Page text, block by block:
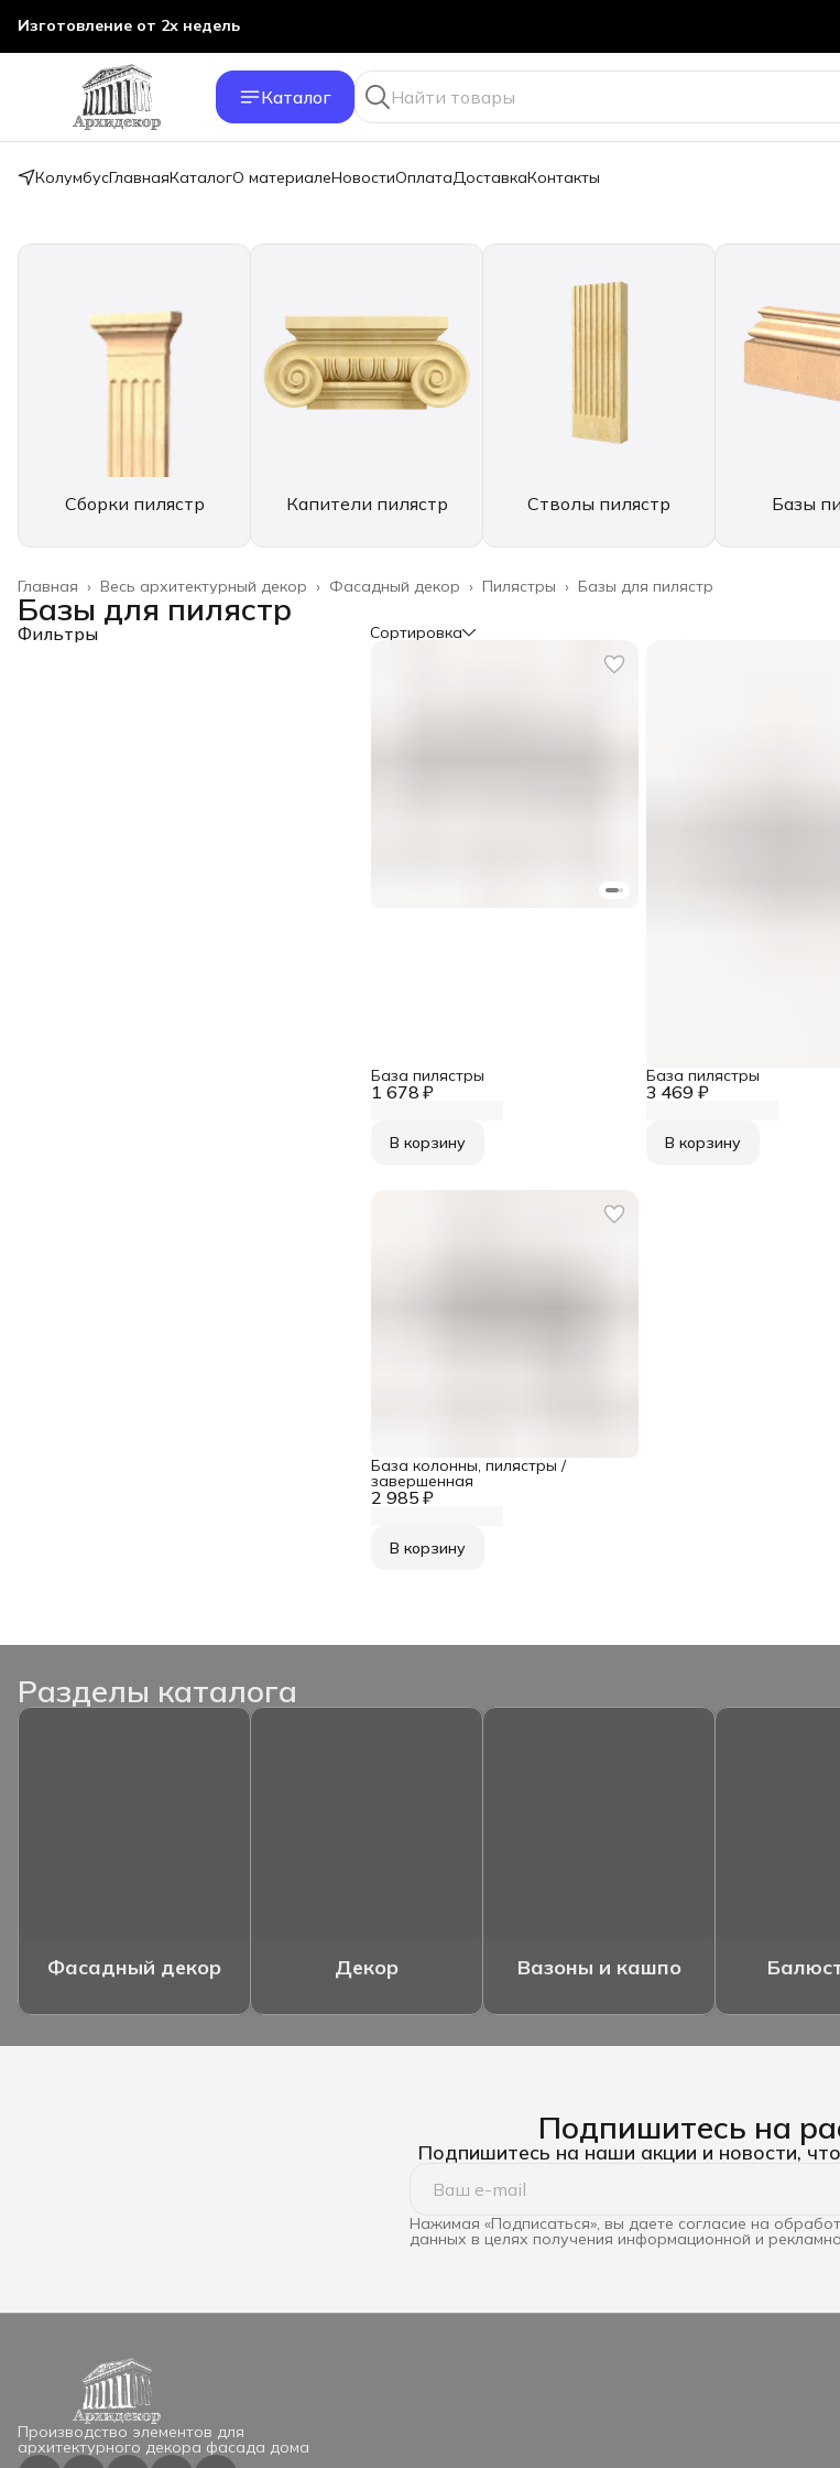
Изготовление от 2х недель
Каталог
КолумбусГлавнаяКаталогО материалеНовостиОплатаДоставкаКонтакты
Сборки пилястр Капители пилястр Стволы пилястр Базы
Базы для пилястр
Пилястры ›
Фасадный декор ›
Весь архитектурный декор ›
Главная ›
Базы для пилястр
Фильтры Сортировка
1 678 ₽
База пилястры
В корзину
3 469 ₽
База пилястры
В корзину
2 985 ₽
База колонны, пилястры /
завершенная
В корзину
Разделы каталога
Фасадный декор Декор Вазоны и кашпо
Подпишитесь на
Подпишитесь на наши акции и новости,
Нажимая «Подписаться», вы даете согласие на
данных в целях получения информационной и
Производство элементов для
архитектурного декора фасада дома